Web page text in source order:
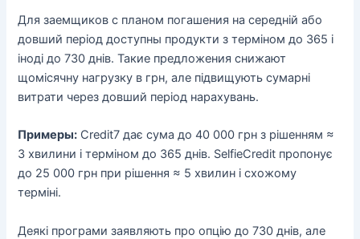
Для заемщиков с планом погашения на середній або
довший період доступны продукти з терміном до 365 і
іноді до 730 днів. Такие предложения снижают
щомісячну нагрузку в грн, але підвищують сумарні
витрати через довший період нарахувань.
Примеры: Credit7 дає сума до 40 000 грн з рішенням ≈
3 хвилини і терміном до 365 днів. SelfieCredit пропонує
до 25 000 грн при рішення ≈ 5 хвилин і схожому
терміні.
Деякі програми заявляють про опцію до 730 днів, але